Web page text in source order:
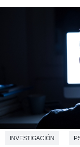
INVESTIGACIÓN